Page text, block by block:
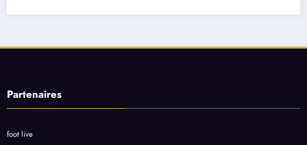
Partenaires
foot live